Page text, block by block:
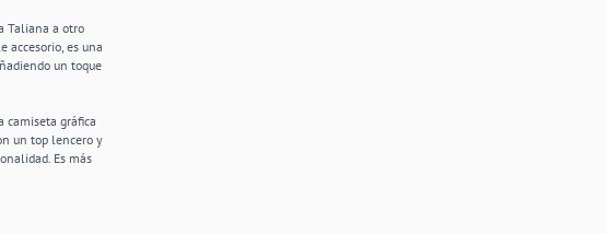
Taliana a otro
accesorio, es una
un toque
camiseta gráfica
un top lencero y
Es más